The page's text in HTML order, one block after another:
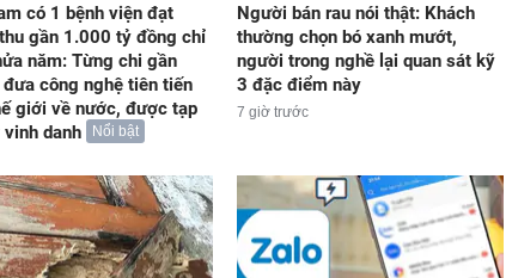
có 1 bệnh viện đạt
gần 1.000 tỷ đồng chỉ
năm: Từng chi gần
công nghệ tiên tiến
giới về nước, được tạp
danh
Nổi bật
Người bán rau nói thật: Khách
thường chọn bó xanh mướt,
người trong nghề lại quan sát kỹ
3 đặc điểm này
7 giờ trước